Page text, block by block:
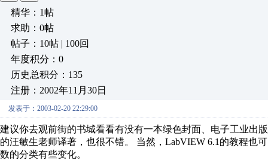
精华：1帖
求助：0帖
帖子：10帖 | 100回
年度积分：0
历史总积分：135
注册：2002年11月30日
发表于：2003-02-20 22:29:00
建议你去观前街的书城看看有没有一本绿色封面、电子工业出
的汪敏生老师译著，也很不错。 当然，LabVIEW 6.1的教程也
数的分类有些变化。